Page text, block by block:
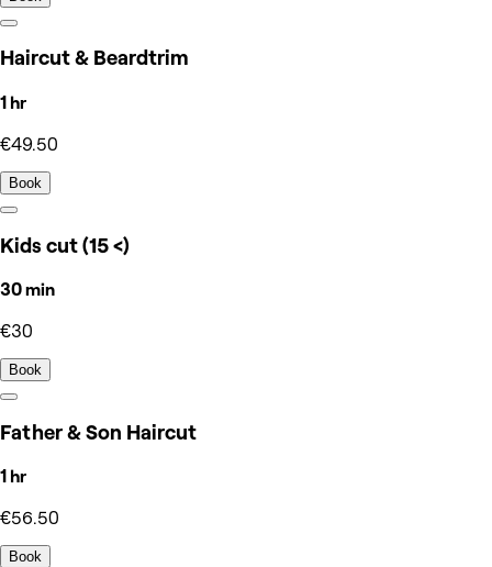
Haircut & Beardtrim
1 hr
€49.50
Book
Kids cut (15 <)
30 min
€30
Book
Father & Son Haircut
1 hr
€56.50
Book